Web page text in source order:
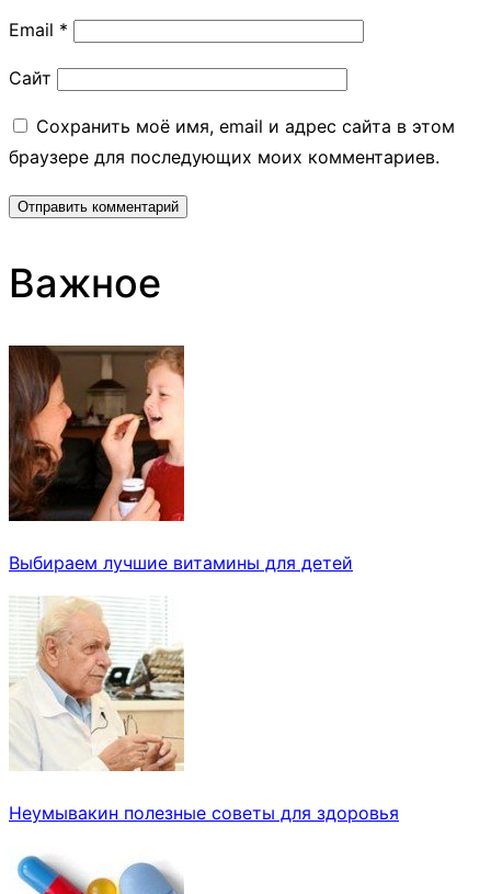
Email *
Сайт
Сохранить моё имя, email и адрес сайта в этом
браузере для последующих моих комментариев.
Важное
Выбираем лучшие витамины для детей
Неумывакин полезные советы для здоровья